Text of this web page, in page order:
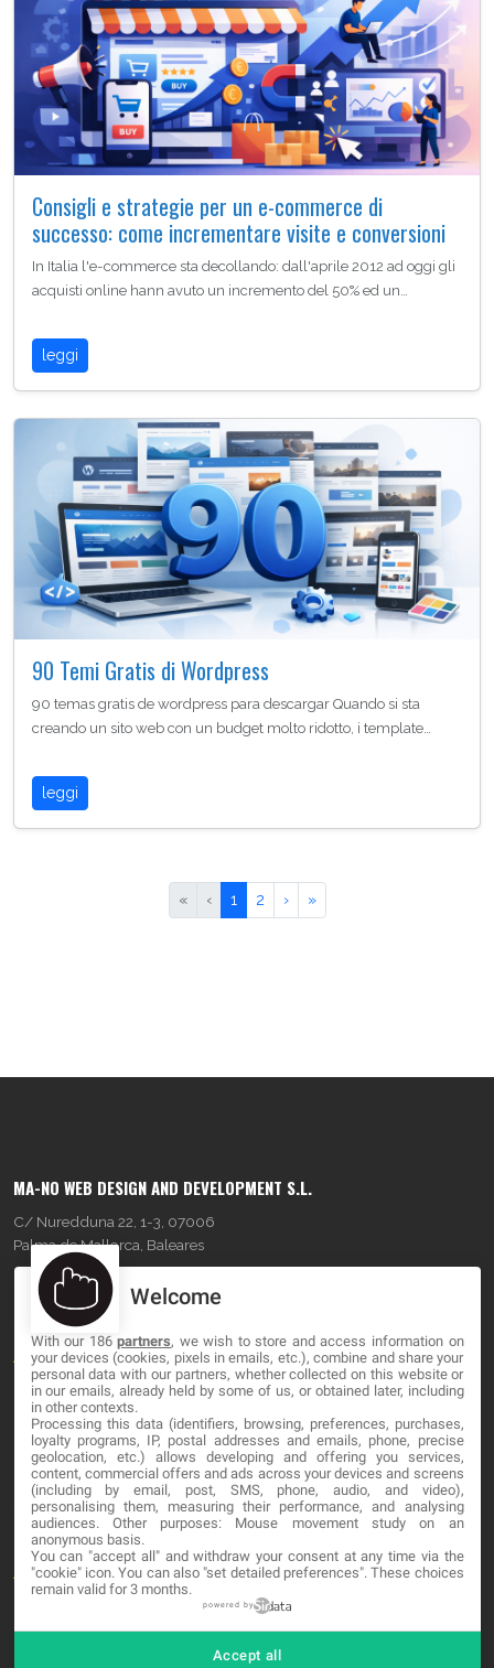
Consigli e strategie per un e-commerce di
successo: come incrementare visite e conversioni
In Italia l'e-commerce sta decollando: dall'aprile 2012 ad oggi gli
acquisti online hann avuto un incremento del 50% ed un…
leggi
90 Temi Gratis di Wordpress
90 temas gratis de wordpress para descargar Quando si sta
creando un sito web con un budget molto ridotto, i template…
leggi
« ‹ 1 2 › »
MA-NO WEB DESIGN AND DEVELOPMENT S.L.
C/ Nuredduna 22, 1-3, 07006
Palma de Mallorca, Baleares
OUR COMPANY
About
Blog
Contact
LEGAL
Cookies
Avviso Legale
Welcome
With our 186partners, we wish to store and access information on
your devices (cookies, pixels in emails, etc.), combine and share your
personal data with our partners, whether collected on this website or
in our emails, already held by some of us, or obtained later, including
in other contexts.
Processing this data (identifiers, browsing, preferences, purchases,
loyalty programs, IP, postal addresses and emails, phone, precise
geolocation, etc.) allows developing and offering you services,
content, commercial offers and ads across your devices and screens
(including by email, post, SMS, phone, audio, and video),
personalising them, measuring their performance, and analysing
audiences. Other purposes: Mouse movement study on an
anonymous basis.
You can "accept all" and withdraw your consent at any time via the
"cookie" icon. You can also "set detailed preferences". These choices
remain valid for 3 months.
powered by
Accept all